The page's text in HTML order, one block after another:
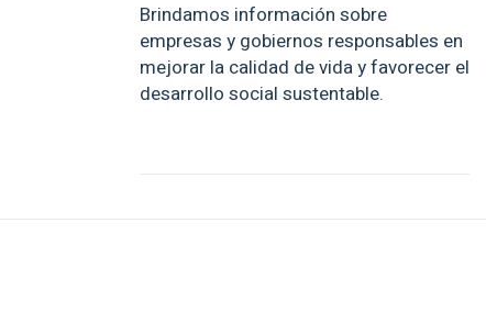
Brindamos información sobre
empresas y gobiernos responsables en
mejorar la calidad de vida y favorecer el
desarrollo social sustentable.